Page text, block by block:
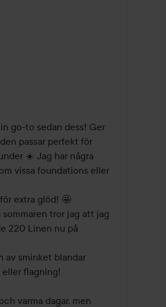
go-to sedan dess! Ger
passar perfekt för
☀️ Jag har några
vissa foundations eller
extra glöd! 🤩
tror jag att jag
220 Linen nu på
av sminket blandar
flagning!
varma dagar, men